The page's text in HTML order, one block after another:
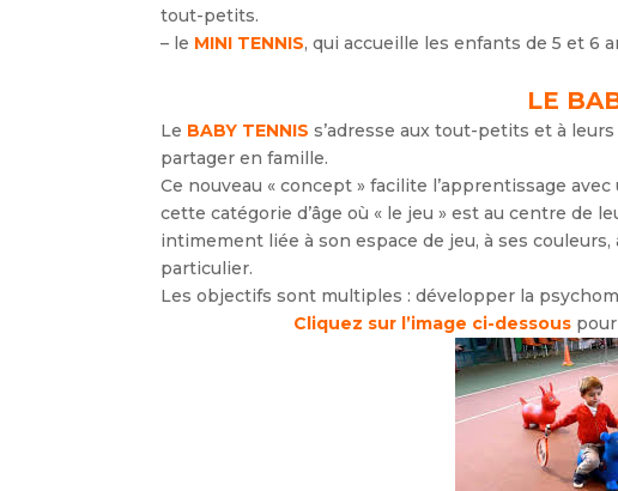
tout-petits.
– le MINI TENNIS, qui accueille les enfants de 5 et 6
LE
Le BABY TENNIS s’adresse aux tout-petits et à
partager en famille.
Ce nouveau « concept » facilite l’apprentissage
cette catégorie d’âge où « le jeu » est au centre de
intimement liée à son espace de jeu, à ses
particulier.
Les objectifs sont multiples : développer la
Cliquez sur l’image ci-dessous